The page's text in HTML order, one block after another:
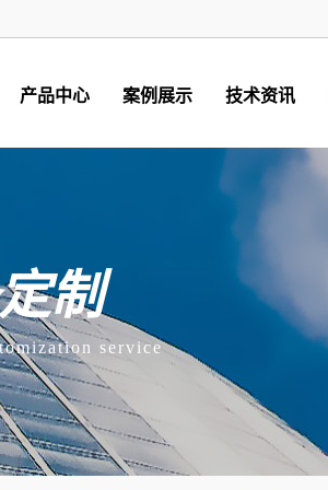
产品中心 案例展示 技术资讯
制
service